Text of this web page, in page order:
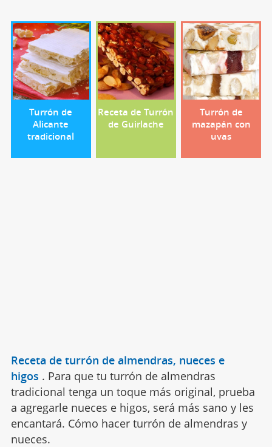
Turrón de
Alicante
tradicional
Receta de Turrón
de Guirlache
Turrón de
mazapán con
uvas
Receta de turrón de almendras, nueces e
higos . Para que tu turrón de almendras
tradicional tenga un toque más original, prueba
a agregarle nueces e higos, será más sano y les
encantará. Cómo hacer turrón de almendras y
nueces.